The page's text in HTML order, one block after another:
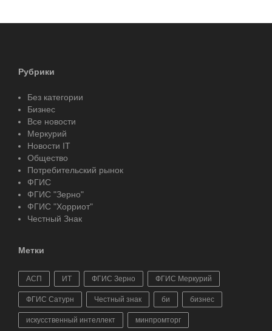
Рубрики
Без категории
Бизнес
Все новости
Меркурий
Новости IT
Общество
Потребительский рынок
ФГИС
ФГИС "Зерно"
ФГИС "Хорриот"
Честный Знак
Метки
АСП ИТ ФГИС Зерно ФГИС Меркурий
ФГИС Сатурн Честный знак би бизнес
искусственный интеллект минпромторг